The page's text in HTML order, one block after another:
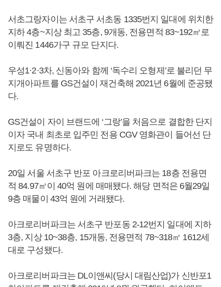
서초그랑자이는 서초구 서초동 1335번지 일대에 위치한
지하 4층~지상 최고 35층, 9개동, 전용면적 83~192㎡로
이뤄진 1446가구 규모 단지다.
우성1·2·3차, 신동아와 함께 ‘독수리 오형제’로 불리던 무
지개아파트를 GS건설이 재건축해 2021년 6월에 준공됐
다.
GS건설이 자이 브랜드에 ‘그랑’을 처음으로 결합한 단지
이자 국내 최초로 입주민 전용 CGV 영화관이 들어선 단
지로도 유명하다.
20일 서울 서초구 반포 아크로리버파크는 18층 전용면
적 84.97㎡이 40억 원에 매매됐다. 해당 면적은 6월29일
9층 매물이 43억 원에 거래됐다.
아크로리버파크는 서초구 반포동 2-12번지 일대에 지하
3층, 지상 10~38층, 15개동, 전용면적 78~318㎡ 1612세
대로 구성됐다.
아크로리버파크는 DL이앤씨(당시 대림산업)가 신반포1